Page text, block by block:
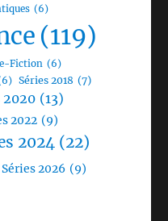
(6)
(119)
Fiction (6)
Séries 2018 (7)
2020 (13)
2022 (9)
2024 (22)
Séries 2026 (9)